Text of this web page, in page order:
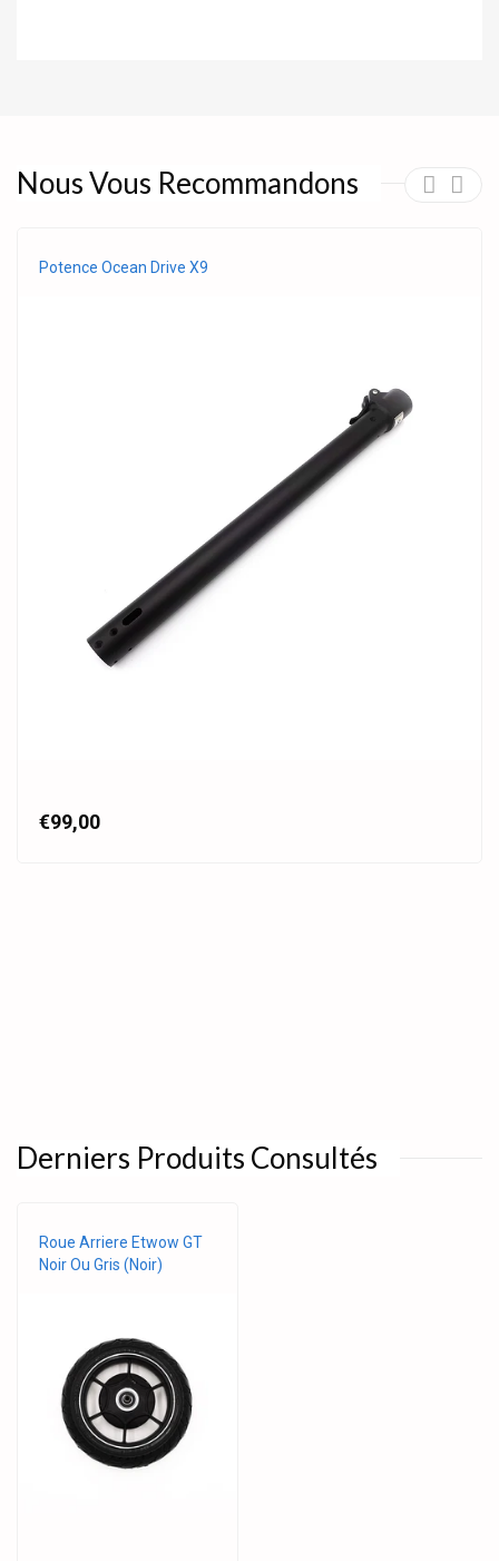
Nous Vous Recommandons
Potence Ocean Drive X9
€99,00
Derniers Produits Consultés
Roue Arriere Etwow GT
Noir Ou Gris (Noir)